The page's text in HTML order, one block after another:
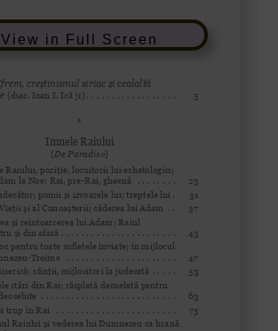
View in Full Screen